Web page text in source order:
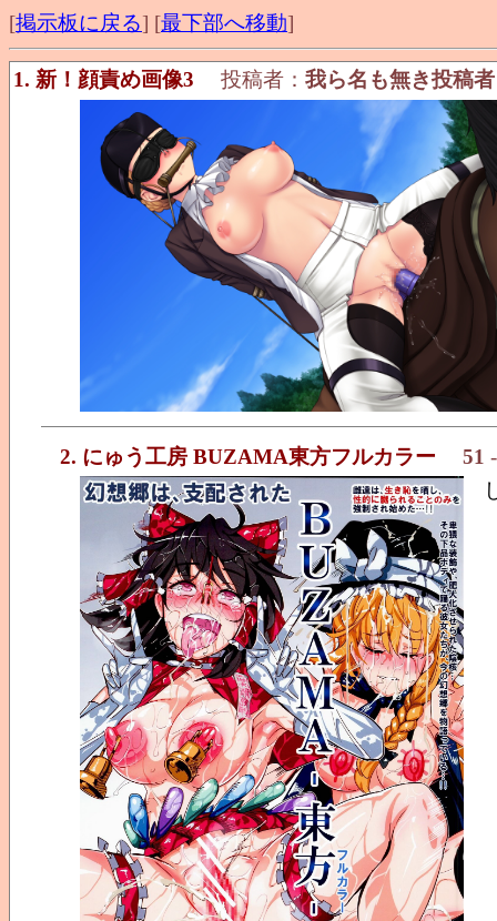
[掲示板に戻る] [最下部へ移動]
1. 新！顔責め画像3 投稿者： 我ら名も無き投稿者
2. にゅう工房 BUZAMA東方フルカラー 51